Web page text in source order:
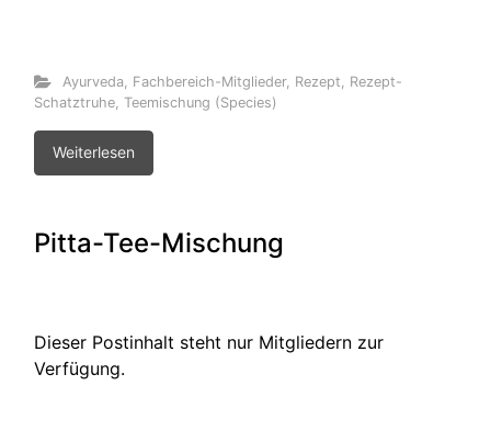
Ayurveda, Fachbereich-Mitglieder, Rezept
Rezept-
Schatztruhe Teemischung (Species)
Weiterlesen
Pitta-Tee-Mischung
Dieser Postinhalt steht nur Mitgliedern zur
Verfügung.